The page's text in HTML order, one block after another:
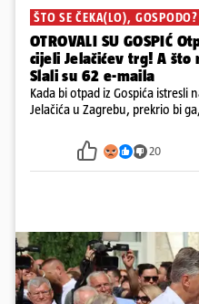
ŠTO SE ČEKA(LO), GOSPODO?
OTROVALI SU GOSPIĆ
cijeli Jelačićev trg! A što
Slali su 62 e-maila
Kada bi otpad iz Gospića istresli
Jelačića u Zagrebu, prekrio bi
Kada bi slagali jednu na drugu,
2600 katedrala
20